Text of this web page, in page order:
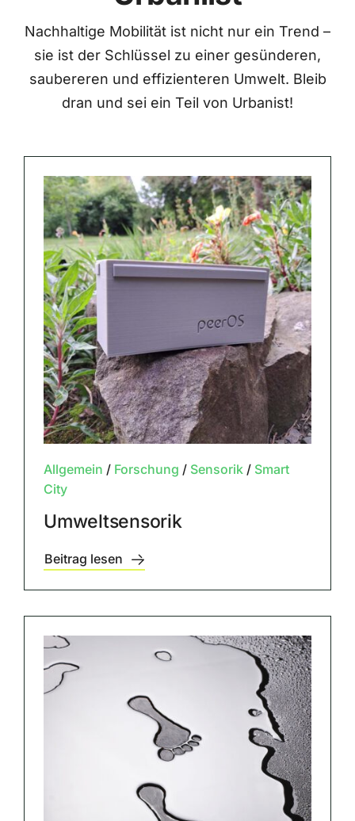
Nachhaltige Mobilität ist nicht nur ein Trend –
sie ist der Schlüssel zu einer gesünderen,
saubereren und effizienteren Umwelt. Bleib
dran und sei ein Teil von Urbanist!
Allgemein / Forschung / Sensorik/ Smart
City
Umweltsensorik
Beitrag lesen